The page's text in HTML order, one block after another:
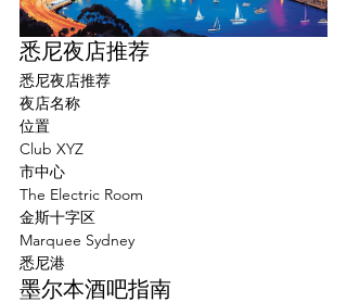
悉尼夜店推荐
悉尼夜店推荐
夜店名称
位置
Club XYZ
市中心
The Electric Room
金斯十字区
Marquee Sydney
悉尼港
墨尔本酒吧指南